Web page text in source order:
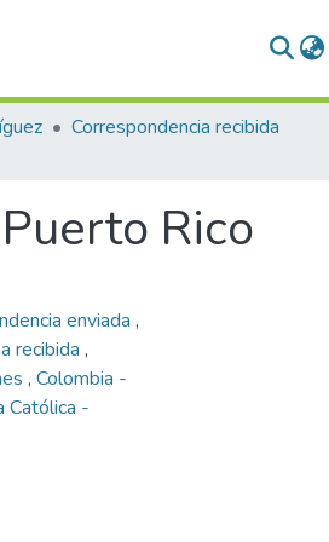
Correspondencia recibida
Rico
enviada ,
recibida ,
, Colombia -
Católica -